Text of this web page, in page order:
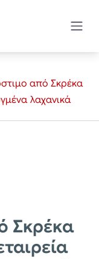
από Σκρέκα
λαχανικά
Σκρέκα